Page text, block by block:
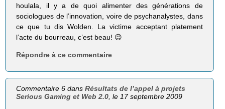
houlala, il y a de quoi alimenter des générations de
sociologues de l’innovation, voire de psychanalystes, dans
ce que tu dis Wolden. La victime acceptant platement
l’acte du bourreau, c’est beau! 😉
Répondre à ce commentaire
Commentaire 6 dansRésultats de l’appel à projets
Serious Gaming et Web 2.0 , le 17 septembre 2009